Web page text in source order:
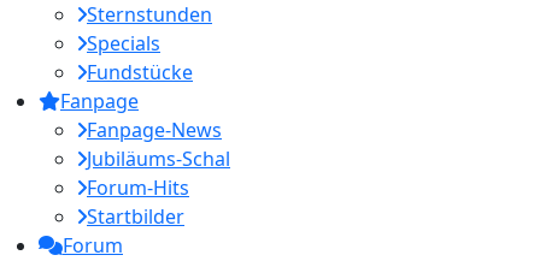
Sternstunden
Specials
Fundstücke
Fanpage
Fanpage-News
Jubiläums-Schal
Forum-Hits
Startbilder
Forum